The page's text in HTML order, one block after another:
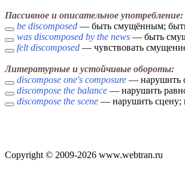
Пассивное и описательное употребление:
be discomposed — быть смущённым;
was discomposed by the news — быть
felt discomposed — чувствовать
Литературные и устойчивые обороты:
discompose one's composure — нарушить
discompose the balance — нарушить
discompose the scene — нарушить сцену;
Copyright © 2009-2026 www.webtran.ru